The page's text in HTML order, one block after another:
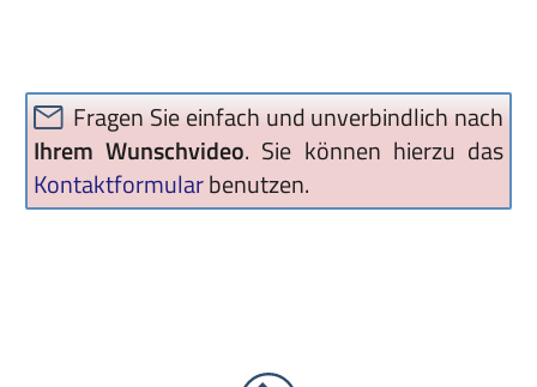
Fragen Sie einfach und unverbindlich nach
Ihrem Wunschvideo. Sie können hierzu das
Kontaktformularbenutzen.